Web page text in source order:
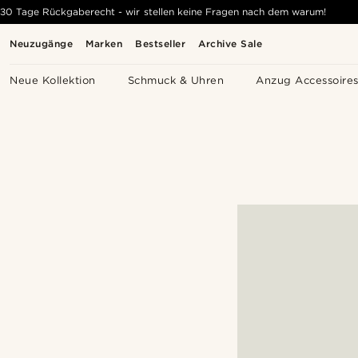
Neuzugänge Marken Bestseller Archive Sale
Neue Kollektion Schmuck & Uhren Anzug Accessoires
30 Tage Rückgaberecht - wir stellen keine Fragen nach dem warum!